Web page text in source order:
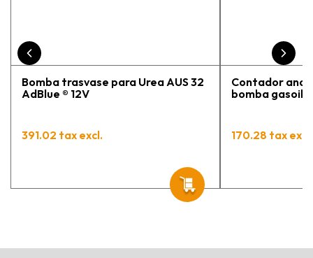
Bomba trasvase para Urea AUS 32
AdBlue ® 12V
391.02 tax excl.
Contador
bomba gasoil
170.28 tax excl.